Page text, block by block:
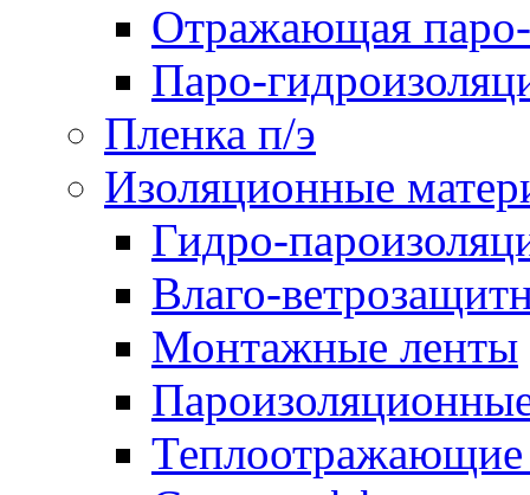
Отражающая
Паро-
Пленка п/э
Изоляционные
Гидро-
Влаго-
Монтажные ленты
Теплоотражающие